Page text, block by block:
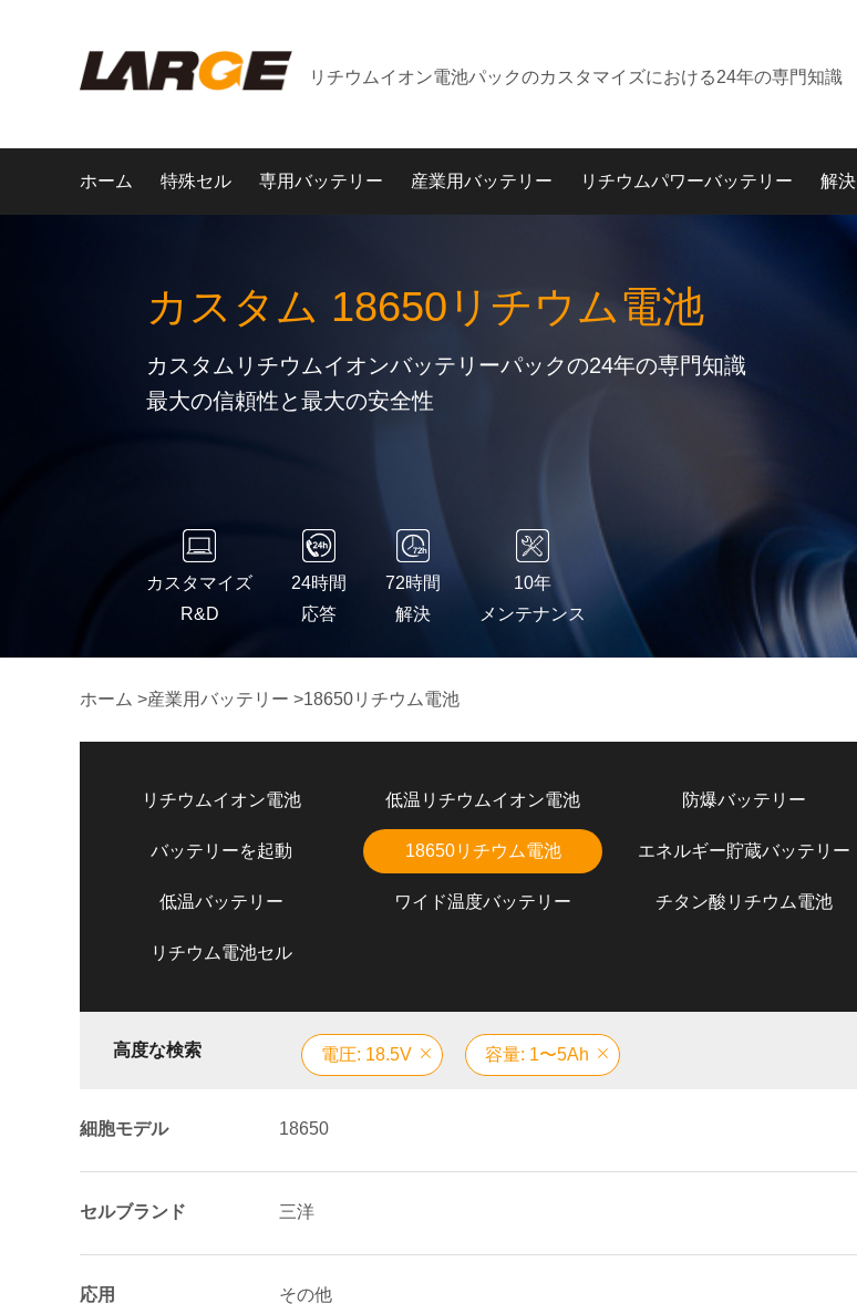
リチウムイオン電池パックのカスタマイズにおける24年の専門知識
ホーム 特殊セル 専用バッテリー 産業用バッテリー リチウムパワーバッテリー 解決
カスタム 18650リチウム電池
カスタムリチウムイオンバッテリーパックの24年の専門知識
最大の信頼性と最大の安全性
カスタマイズ
R&D
24時間
応答
72時間
解決
10年
メンテナンス
ホーム >産業用バッテリー >18650リチウム電池
リチウムイオン電池 低温リチウムイオン電池 防爆バッテリー
バッテリーを起動 18650リチウム電池 エネルギー貯蔵バッテリー
低温バッテリー ワイド温度バッテリー チタン酸リチウム電池
リチウム電池セル
高度な検索 電圧: 18.5V 容量: 1〜5Ah
細胞モデル 18650
セルブランド 三洋
応用 その他